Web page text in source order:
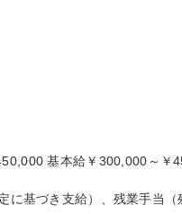
基本給￥300,000～￥
に基づき支給）、残業手当（